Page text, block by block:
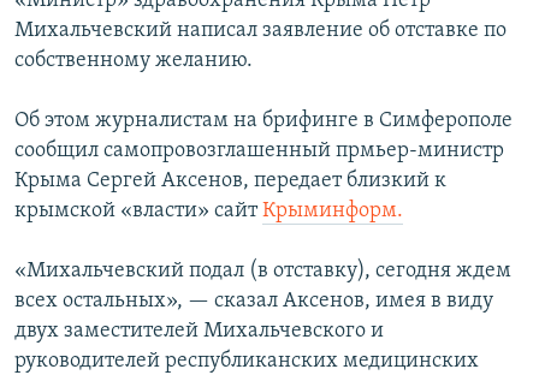
Все сайты RFE/RL
Михальчевский написал заявление об отставке по
собственному желанию.
Об этом журналистам на брифинге в Симферополе
сообщил самопровозглашенный прмьер-министр
Крыма Сергей Аксенов, передает близкий к
крымской «власти» сайтКрыминформ.
«Михальчевский подал (в отставку), сегодня ждем
всех остальных», — сказал Аксенов, имея в виду
двух заместителей Михальчевского и
руководителей республиканских медицинских